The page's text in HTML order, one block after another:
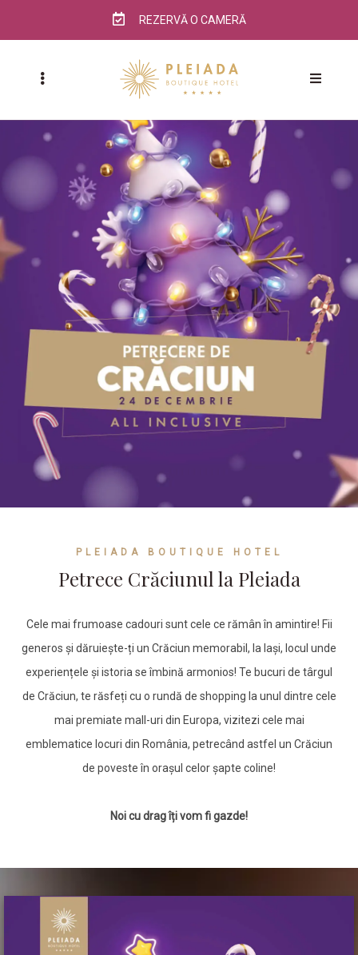
REZERVĂ O CAMERĂ
PLEIADA BOUTIQUE HOTEL
Petrece Crăciunul la Pleiada
Cele mai frumoase cadouri sunt cele ce rămân în amintire! Fii
generos și dăruiește-ți un Crăciun memorabil, la Iași, locul unde
experiențele și istoria se îmbină armonios! Te bucuri de târgul
de Crăciun, te răsfeți cu o rundă de shopping la unul dintre cele
mai premiate mall-uri din Europa, vizitezi cele mai
emblematice locuri din România, petrecând astfel un Crăciun
de poveste în orașul celor șapte coline!
Noi cu drag îți vom fi gazde!